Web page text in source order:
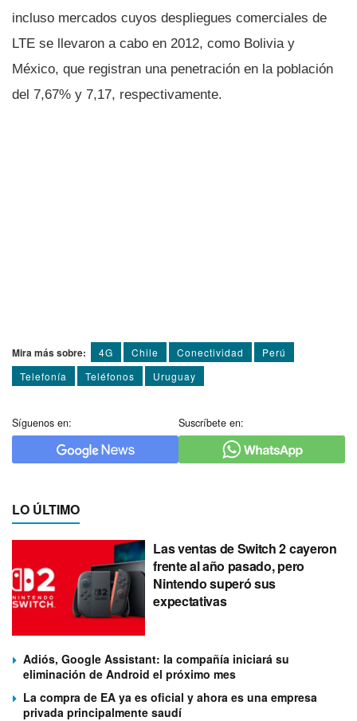
incluso mercados cuyos despliegues comerciales de
LTE se llevaron a cabo en 2012, como Bolivia y
México, que registran una penetración en la población
del 7,67% y 7,17, respectivamente.
Mira más sobre: 4G Chile Conectividad
Perú
Telefoní­a
Teléfonos Uruguay
Síguenos en: Suscríbete en:
LO ÚLTIMO
Las ventas de Switch 2 cayeron
frente al año pasado, pero
Nintendo superó sus
expectativas
Adiós, Google Assistant: la compañía iniciará su
eliminación de Android el próximo mes
La compra de EA ya es oficial y ahora es una empresa
privada principalmente saudí